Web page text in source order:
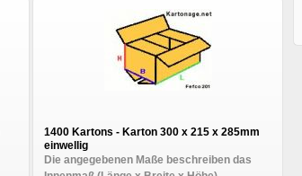
1400 Kartons - Karton 300 x 215 x 285mm
einwellig
Die angegebenen Maße beschreiben das